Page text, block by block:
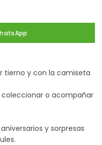
tierno y con la camiseta
coleccionar o acompañar
y sorpresas